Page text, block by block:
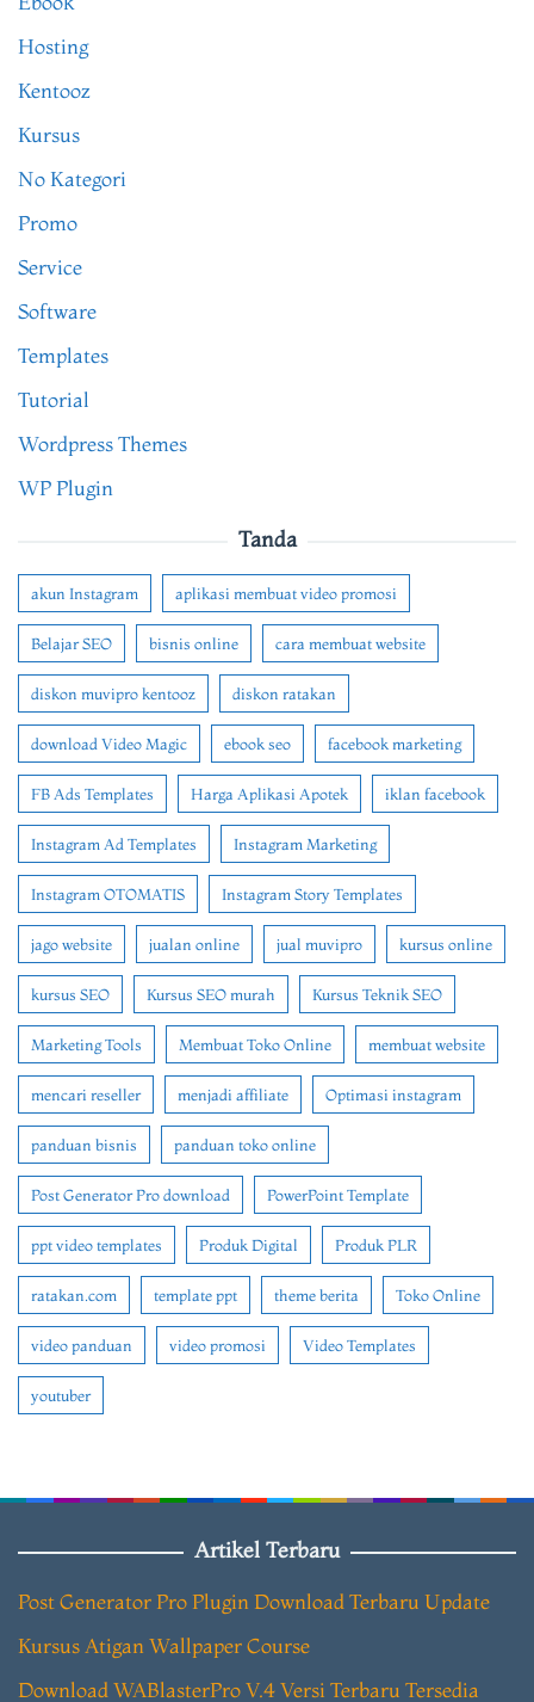
Hosting
Kentooz
Kursus
No Kategori
Promo
Service
Software
Templates
Tutorial
Wordpress Themes
WP Plugin
Tanda
akun Instagram aplikasi membuat video promosi
Belajar SEO bisnis online cara membuat website
diskon muvipro kentooz diskon ratakan
download Video Magic ebook seo facebook marketing
FB Ads Templates Harga Aplikasi Apotek iklan facebook
Instagram Ad Templates Instagram Marketing
Instagram OTOMATIS Instagram Story Templates
jago website jualan online jual muvipro kursus online
kursus SEO Kursus SEO murah Kursus Teknik SEO
Marketing Tools Membuat Toko Online membuat website
mencari reseller menjadi affiliate Optimasi instagram
panduan bisnis panduan toko online
Post Generator Pro download PowerPoint Template
ppt video templates Produk Digital Produk PLR
ratakan.com template ppt theme berita Toko Online
video panduan video promosi Video Templates
youtuber
Artikel Terbaru
Post Generator Pro Plugin Download Terbaru Update
Kursus Atigan Wallpaper Course
Download WABlasterPro V.4 Versi Terbaru Tersedia